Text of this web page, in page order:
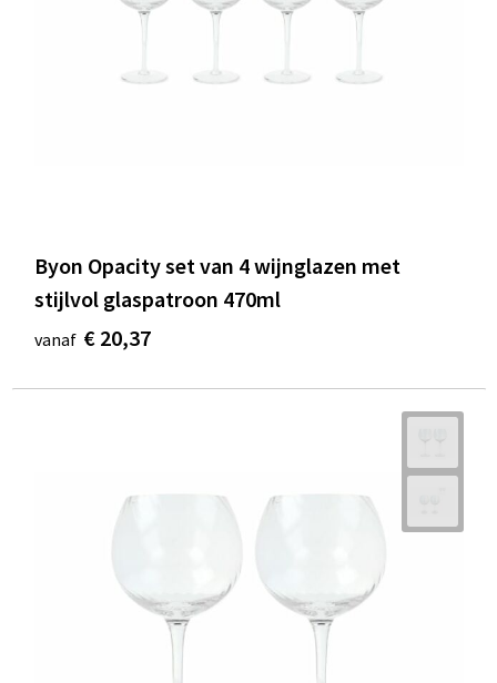
Byon Opacity set van 4 wijnglazen met
stijlvol glaspatroon 470ml
vanaf € 20,37